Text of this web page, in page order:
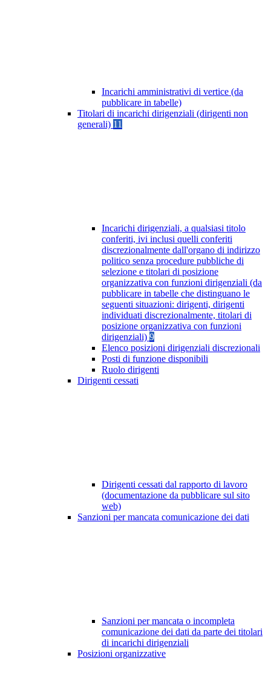
Incarichi amministrativi di vertice (da
pubblicare in tabelle)
Titolari di incarichi dirigenziali (dirigenti non
generali) 11
Incarichi dirigenziali, a qualsiasi titolo
conferiti, ivi inclusi quelli conferiti
discrezionalmente dall'organo di indirizzo
politico senza procedure pubbliche di
selezione e titolari di posizione
organizzativa con funzioni dirigenziali (da
pubblicare in tabelle che distinguano le
seguenti situazioni: dirigenti, dirigenti
individuati discrezionalmente, titolari di
posizione organizzativa con funzioni
dirigenziali) 9
Elenco posizioni dirigenziali discrezionali
Posti di funzione disponibili
Ruolo dirigenti
Dirigenti cessati
Dirigenti cessati dal rapporto di lavoro
(documentazione da pubblicare sul sito
web)
Sanzioni per mancata comunicazione dei dati
Sanzioni per mancata o incompleta
comunicazione dei dati da parte dei titolari
di incarichi dirigenziali
Posizioni organizzative